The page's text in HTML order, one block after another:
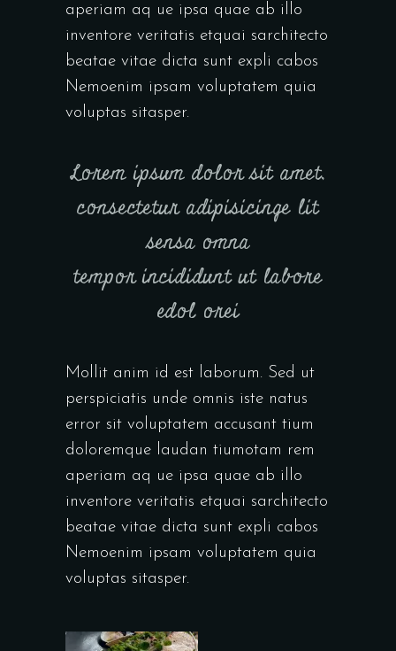
aperiam aq ue ipsa quae ab illo
inventore veritatis etquai sarchitecto
beatae vitae dicta sunt expli cabos
Nemoenim ipsam voluptatem quia
voluptas sitasper.
Lorem ipsum dolor sit amet,
consectetur adipisicinge lit
sensa omna
tempor incididunt ut labore
edol orei
Mollit anim id est laborum. Sed ut
perspiciatis unde omnis iste natus
error sit voluptatem accusant tium
doloremque laudan tiumotam rem
aperiam aq ue ipsa quae ab illo
inventore veritatis etquai sarchitecto
beatae vitae dicta sunt expli cabos
Nemoenim ipsam voluptatem quia
voluptas sitasper.